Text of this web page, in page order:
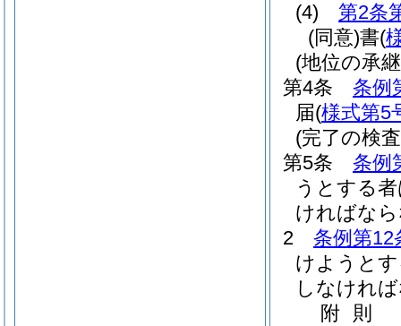
(4)
第2条
(同意)書(
(地位の承
第4条
条例
届(様式第5
(完了の検
第5条
条例
うとする
ければな
2
条例第12
けようと
しなけれ
附 則